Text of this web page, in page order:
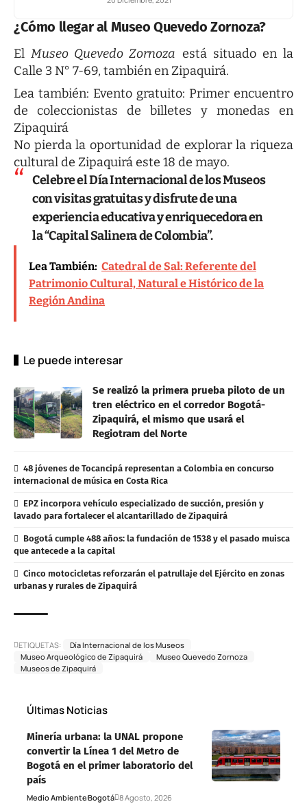
¿Cómo llegar al Museo Quevedo Zornoza?
ElMuseo Quevedo Zornoza está situado en la
Calle 3 N° 7-69, también en Zipaquirá.
Lea también: Evento gratuito: Primer encuentro
de coleccionistas de billetes y monedas en
Zipaquirá
No pierda la oportunidad de explorar la riqueza
cultural de Zipaquirá este 18 de mayo.
Celebre el Día Internacional de los Museos
con visitas gratuitas y disfrute de una
experiencia educativa y enriquecedora en
la “Capital Salinera de Colombia”.
Lea También: Catedral de Sal: Referente del
Patrimonio Cultural, Natural e Histórico de la
Región Andina
Le puede interesar
Se realizó la primera prueba piloto de un
tren eléctrico en el corredor Bogotá-
Zipaquirá, el mismo que usará el
Regiotram del Norte
48 jóvenes de Tocancipá representan a Colombia en concurso
internacional de música en Costa Rica
EPZ incorpora vehículo especializado de succión, presión y
lavado para fortalecer el alcantarillado de Zipaquirá
Bogotá cumple 488 años: la fundación de 1538 y el pasado muisca
que antecede a la capital
Cinco motocicletas reforzarán el patrullaje del Ejército en zonas
urbanas y rurales de Zipaquirá
ETIQUETAS:
Día Internacional de los Museos
Museo Arqueológico de Zipaquirá
Museo Quevedo Zornoza
Museos de Zipaquirá
Últimas Noticias
Minería urbana: la UNAL propone
convertir la Línea 1 del Metro de
Bogotá en el primer laboratorio del
país
Medio AmbienteBogotá 8 Agosto, 2026